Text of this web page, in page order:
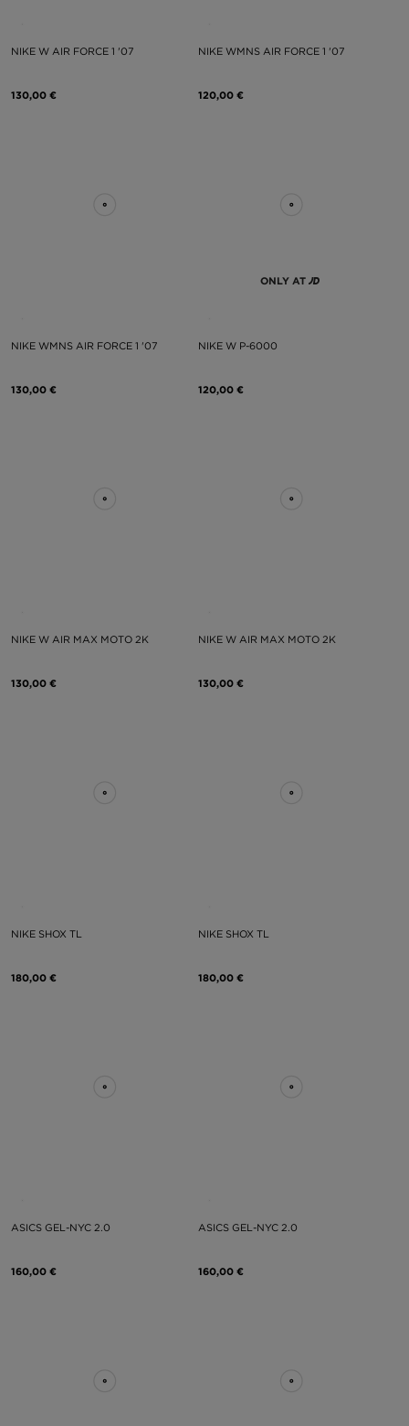
NIKE W AIR FORCE 1 '07
130,00 €
NIKE WMNS AIR FORCE 1 '07
120,00 €
NIKE WMNS AIR FORCE 1 '07
130,00 €
ONLY AT
NIKE W P-6000
120,00 €
NIKE W AIR MAX MOTO 2K
130,00 €
NIKE W AIR MAX MOTO 2K
130,00 €
NIKE SHOX TL
180,00 €
NIKE SHOX TL
180,00 €
ASICS GEL-NYC 2.0
160,00 €
ASICS GEL-NYC 2.0
160,00 €